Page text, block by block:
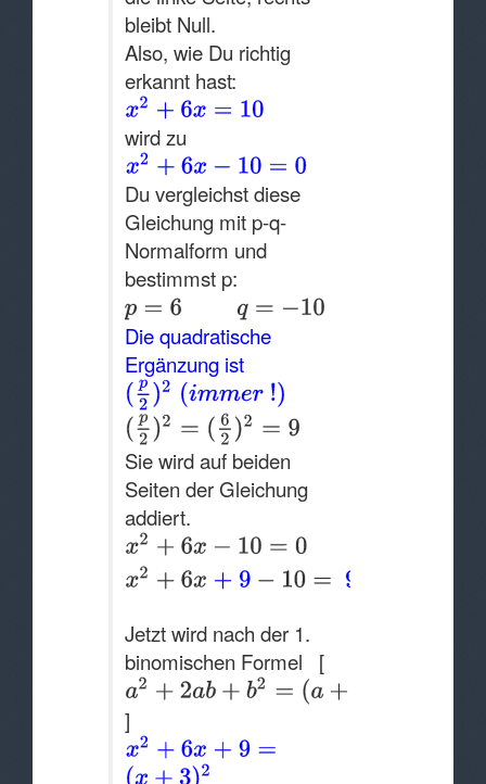
bleibt Null.
Also, wie Du richtig
erkannt hast:
wird zu
Du vergleichst diese
Gleichung mit p-q-
Normalform und
bestimmst p:
Die quadratische
Ergänzung ist
Sie wird auf beiden
Seiten der Gleichung
addiert.
Jetzt wird nach der 1.
binomischen Formel [
]